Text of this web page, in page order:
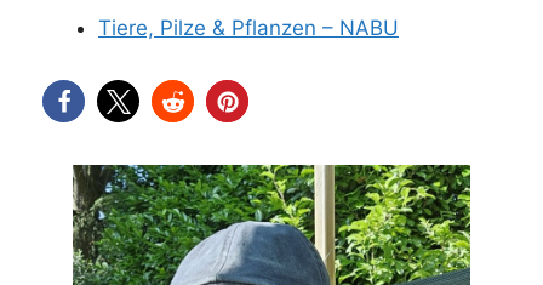
Tiere, Pilze & Pflanzen – NABU